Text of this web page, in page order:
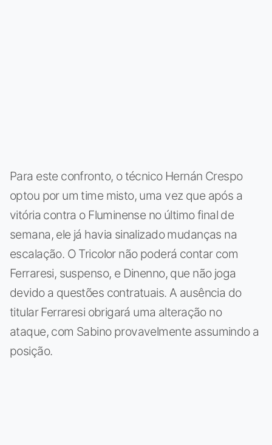
Para este confronto, o técnico Hernán Crespo
optou por um time misto, uma vez que após a
vitória contra o Fluminense no último final de
semana, ele já havia sinalizado mudanças na
escalação. O Tricolor não poderá contar com
Ferraresi, suspenso, e Dinenno, que não joga
devido a questões contratuais. A ausência do
titular Ferraresi obrigará uma alteração no
ataque, com Sabino provavelmente assumindo a
posição.